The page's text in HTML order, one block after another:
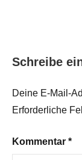
Schreibe
Deine E-Mail-
Erforderliche
Kommentar *